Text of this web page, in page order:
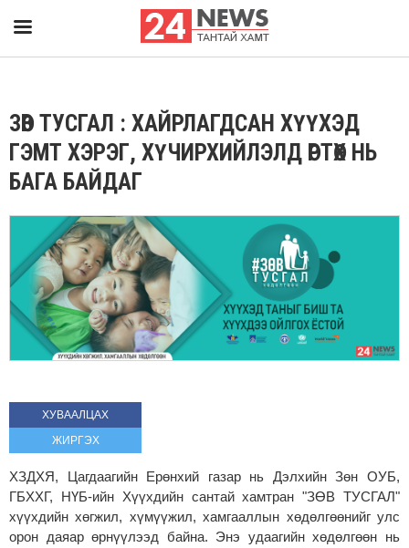
ЗӨВ ТУСГАЛ : ХАЙРЛАГДСАН ХҮҮХЭД
ГЭМТ ХЭРЭГ, ХҮЧИРХИЙЛЭЛД ӨРТӨХ НЬ
БАГА БАЙДАГ
ХУВААЛЦАХ
ЖИРГЭХ
ХЗДХЯ, Цагдаагийн Ерөнхий газар нь Дэлхийн Зөн ОУБ,
ГБХХГ, НҮБ-ийн Хүүхдийн сантай хамтран "ЗӨВ ТУСГАЛ"
хүүхдийн хөгжил, хүмүүжил, хамгааллын хөдөлгөөнийг улс
орон даяар өрнүүлээд байна. Энэ удаагийн хөдөлгөөн нь